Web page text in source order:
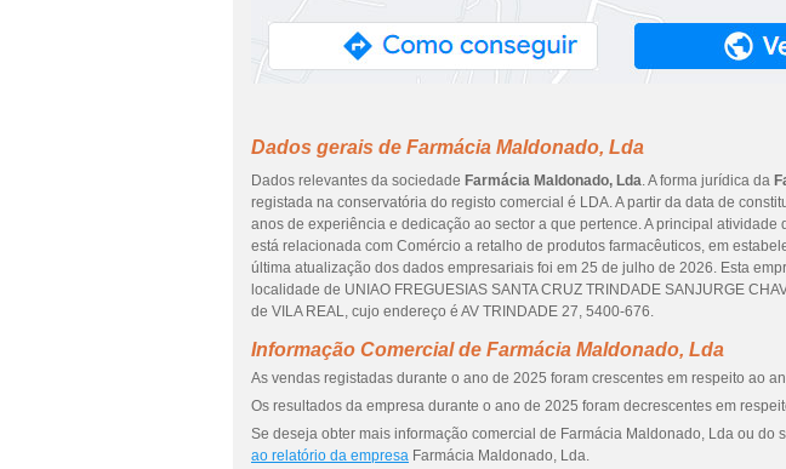
Dados gerais de Farmácia Maldonado, Lda
Dados relevantes da sociedade Farmácia Maldonado, Lda. A forma jurídica da
registada na conservatória do registo comercial é LDA. A partir da data de
anos de experiência e dedicação ao sector a que pertence. A principal atividade
está relacionada com Comércio a retalho de produtos farmacêuticos, em
última atualização dos dados empresariais foi em 25 de julho de 2026. Esta
localidade de UNIAO FREGUESIAS SANTA CRUZ TRINDADE SANJURGE
de VILA REAL, cujo endereço é AV TRINDADE 27, 5400-676.
Informação Comercial de Farmácia Maldonado, Lda
As vendas registadas durante o ano de 2025 foram crescentes em respeito ao
Os resultados da empresa durante o ano de 2025 foram decrescentes em
Se deseja obter mais informação comercial de Farmácia Maldonado, Lda ou do
ao relatório da empresa Farmácia Maldonado, Lda.